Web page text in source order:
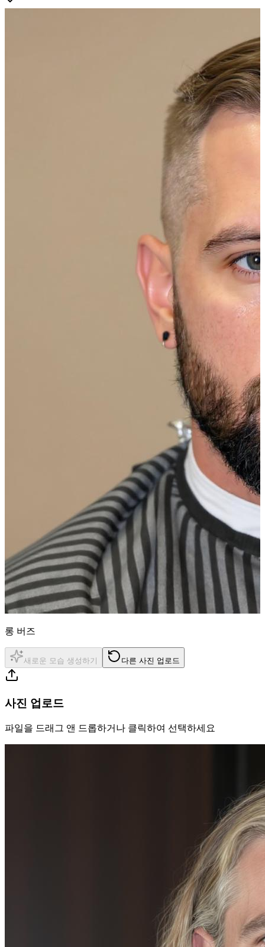
롱 버즈
새로운 모습 생성하기 다른 사진 업로드
사진 업로드
파일을 드래그 앤 드롭하거나 클릭하여 선택하세요